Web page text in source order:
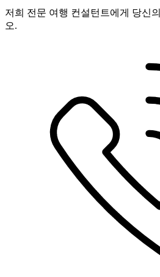
저희 전문 여행 컨설턴트에게 당신
오.